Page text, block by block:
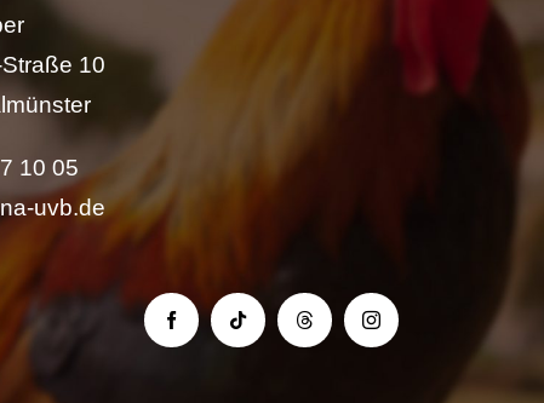
10
10 05
uvb.de